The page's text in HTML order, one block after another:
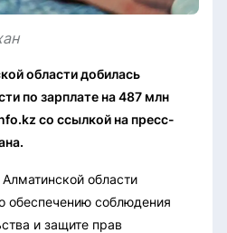
области добилась
по зарплате на 487 млн
со ссылкой на пресс-
области
обеспечению соблюдения
и защите прав